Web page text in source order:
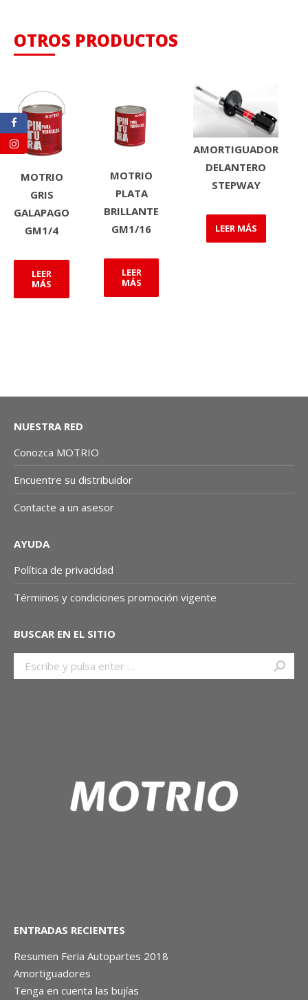
OTROS PRODUCTOS
MOTRIO
GRIS
GALAPAGO
GM1/4
LEER
MÁS
MOTRIO
PLATA
BRILLANTE
GM1/16
LEER
MÁS
AMORTIGUADOR
DELANTERO
STEPWAY
LEER MÁS
NUESTRA RED
Conozca MOTRIO
Encuentre su distribuidor
Contacte a un asesor
AYUDA
Política de privacidad
Términos y condiciones promoción vigente
BUSCAR EN EL SITIO
ENTRADAS RECIENTES
Resumen Feria Autopartes 2018
Amortiguadores
Tenga en cuenta las bujías